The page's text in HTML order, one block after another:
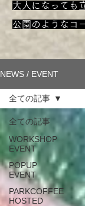
大人になっても
公園のようなコ
NEWS / EVENT
全ての記事
WORKSHOP
EVENT
POPUP
EVENT
PARKCOFFEE
HOSTED
全ての記事